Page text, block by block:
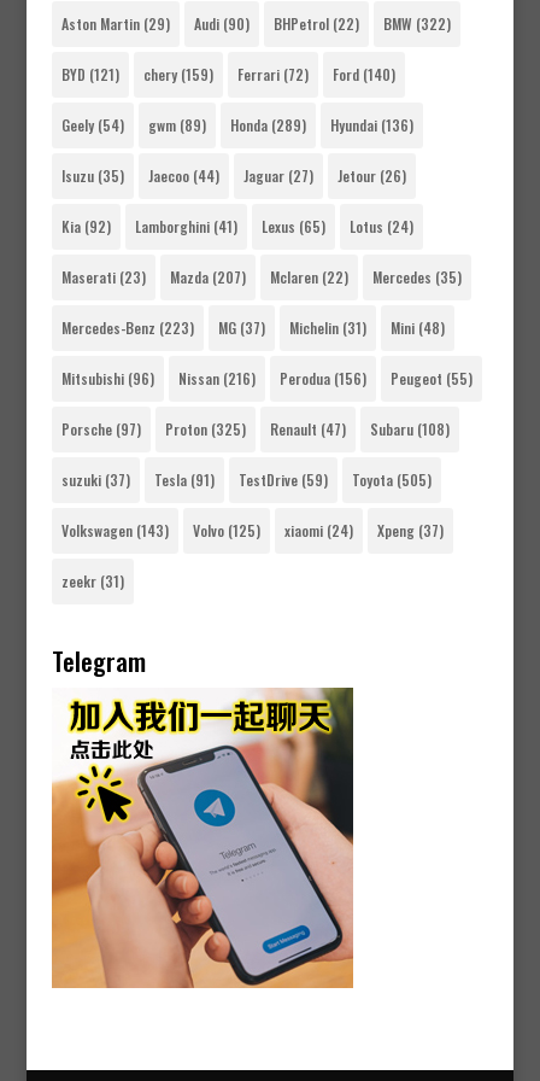
Aston Martin(29) Audi(90) BHPetrol(22) BMW (322)
BYD (121) chery(159) Ferrari(72) Ford(140)
Geely(54) gwm(89) Honda(289) Hyundai(136)
Isuzu(35) Jaecoo(44) Jaguar(27) Jetour(26)
Kia(92) Lamborghini(41) Lexus (65) Lotus (24)
Maserati(23) Mazda(207) Mclaren(22) Mercedes (35)
Mercedes-Benz (223) MG(37) Michelin(31) Mini(48)
Mitsubishi(96) Nissan(216) Perodua(156) Peugeot (55)
Porsche(97) Proton(325) Renault (47) Subaru(108)
suzuki(37) Tesla(91) TestDrive(59) Toyota(505)
Volkswagen(143) Volvo(125) xiaomi(24) Xpeng(37)
zeekr(31)
Telegram